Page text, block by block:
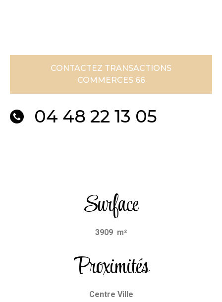
CONTACTEZ TRANSACTIONS
COMMERCES 66
04 48 22 13 05
Surface
3909 m²
Proximités
Centre Ville